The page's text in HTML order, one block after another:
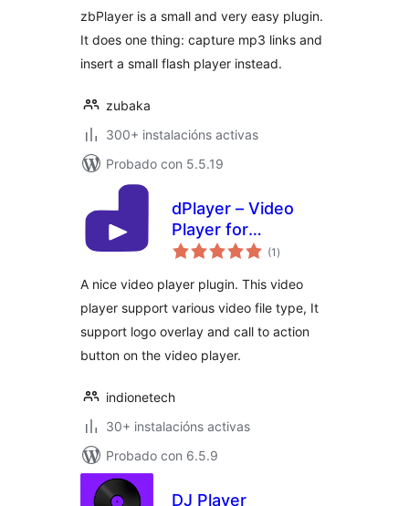
zbPlayer is a small and very easy plugin.
It does one thing: capture mp3 links and
insert a small flash player instead.
zubaka
300+ instalacións activas
Probado con 5.5.19
dPlayer – Video
Player for
WordPress
(1 valoracións
totais
)
A nice video player plugin. This video
player support various video file type, It
support logo overlay and call to action
button on the video player.
indionetech
30+ instalacións activas
Probado con 6.5.9
DJ Player